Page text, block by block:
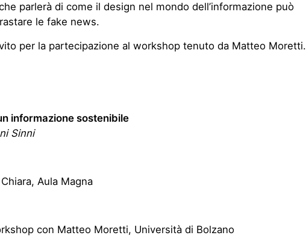
parlerà di come il design nel mondo dell’informazione può
le fake news.
per la partecipazione al workshop tenuto da Matteo Moretti.
informazione sostenibile
Sinni
Aula Magna
con Matteo Moretti, Università di Bolzano